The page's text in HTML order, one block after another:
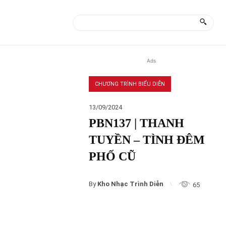
Ads
CHƯƠNG TRÌNH BIỂU DIỄN
13/09/2024
PBN137 | THANH
TUYỀN – TÌNH ĐÊM
PHỐ CŨ
By Kho Nhạc Trình Diễn 65